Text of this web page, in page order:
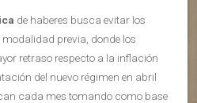
de haberes busca evitar los
previa, donde los
retraso respecto a la inflación
del nuevo régimen en abril
cada mes tomando como base